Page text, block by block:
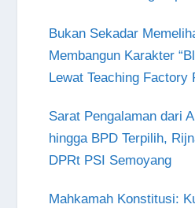
Bukan Sekadar
Membangun Karakter
Lewat Teaching Factory
Sarat Pengalaman dari
hingga BPD Terpilih,
DPRt PSI Semoyang
Mahkamah Konstitusi: